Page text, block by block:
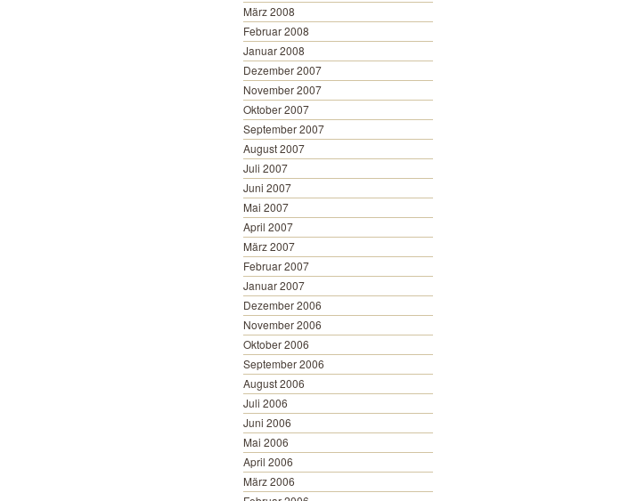
März 2008
Februar 2008
Januar 2008
Dezember 2007
November 2007
Oktober 2007
September 2007
August 2007
Juli 2007
Juni 2007
Mai 2007
April 2007
März 2007
Februar 2007
Januar 2007
Dezember 2006
November 2006
Oktober 2006
September 2006
August 2006
Juli 2006
Juni 2006
Mai 2006
April 2006
März 2006